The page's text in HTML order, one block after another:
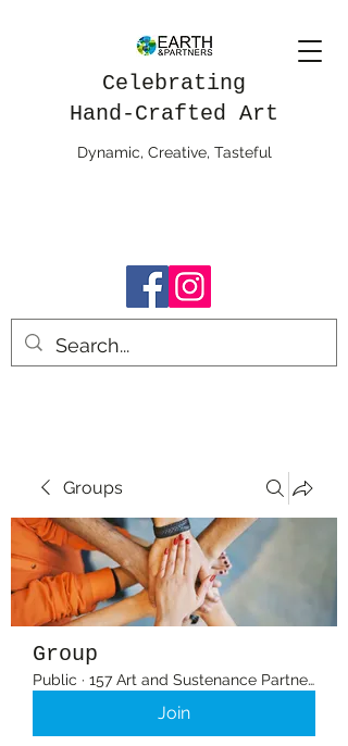
Celebrating
Hand-Crafted Art
Dynamic, Creative, Tasteful
Groups
Group
Public · 157 Art and Sustenance Partners
Join